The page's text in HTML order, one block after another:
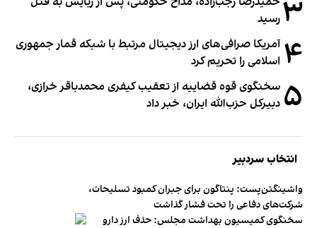
۳رسید
۴ آمریکا صرافی‌های ارز دیجیتال مرتبط با شبکه قمار جمهوری
اسلامی را تحریم کرد
۵ سخنگوی قوه قضاییه از تعقیب کیفری محمدباقر خرازی،
دبیر‌کل حزب‌الله ایران، خبر داد
انتخاب سردبیر
واشینگتن‌پست: پنتاگون برای جبران کمبود تسلیحات،
شرکت‌های دفاعی را تحت فشار گذاشت
سخنگوی کمیسیون بهداشت مجلس: حذف ارز دارو